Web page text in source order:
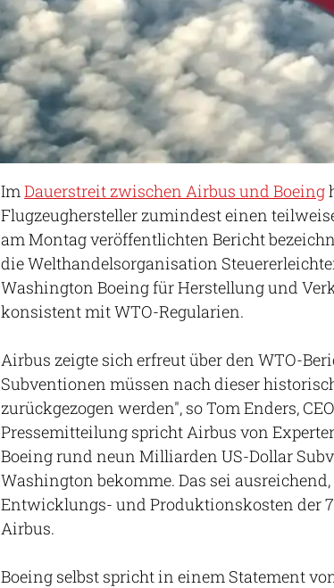
Im Dauerstreit zwischen Airbus und Boeing
Flugzeughersteller zumindest einen
am Montag veröffentlichten Bericht
die Welthandelsorganisation
Washington Boeing für Herstellung und
konsistent mit WTO-Regularien.
Airbus zeigte sich erfreut über den WTO-
Subventionen müssen nach dieser
zurückgezogen werden", so Tom Enders,
Pressemitteilung spricht Airbus von
Boeing rund neun Milliarden US-Dollar
Washington bekomme. Das sei
Entwicklungs- und Produktionskosten der
Airbus.
Boeing selbst spricht in einem Statement